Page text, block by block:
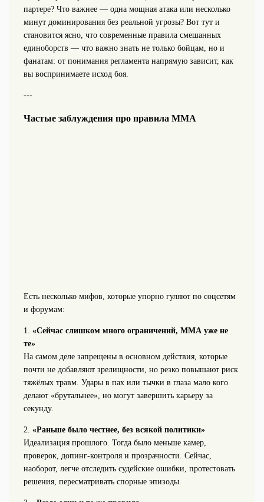
партере? Что важнее — одна мощная атака или несколько
минут доминирования без реальной угрозы? Вот тут и
становится ясно, что современные правила смешанных
единоборств — что важно знать не только бойцам, но и
фанатам: от понимания регламента напрямую зависит, как
вы воспринимаете исход боя.
---
Частые заблуждения про правила ММА
Есть несколько мифов, которые упорно гуляют по соцсетям
и форумам:
1. «Сейчас слишком много ограничений, ММА уже не
те»
На самом деле запрещены в основном действия, которые
почти не добавляют зрелищности, но резко повышают риск
тяжёлых травм. Удары в пах или тычки в глаза мало кого
делают «брутальнее», но могут завершить карьеру за
секунду.
2. «Раньше было честнее, без всякой политики»
Идеализация прошлого. Тогда было меньше камер,
проверок, допинг‑контроля и прозрачности. Сейчас,
наоборот, легче отследить судейские ошибки, протестовать
решения, пересматривать спорные эпизоды.